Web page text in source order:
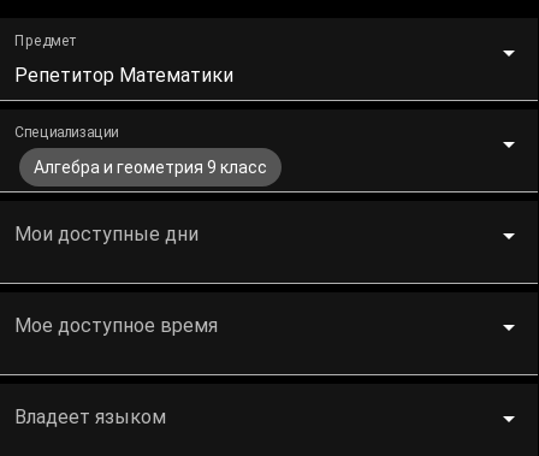
Предмет
Репетитор Математики
Специализации
Алгебра и геометрия 9 класс
Мои доступные дни
Мое доступное время
Владеет языком